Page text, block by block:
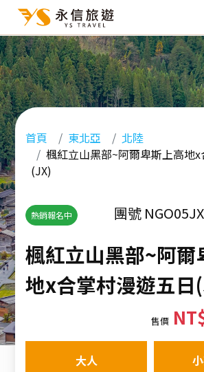
首頁 東北亞
北陸
楓紅立山黑部~阿爾卑斯上高地
(JX)
熱銷報名中 團號
楓紅立山黑部~阿爾
地x合掌村漫遊五日
售價
大人